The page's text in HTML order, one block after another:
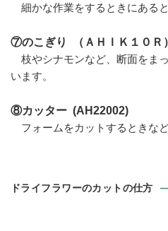
細かな作業をするときにあると
⑦のこぎり （ＡＨＩＫ１０Ｒ）
枝やシナモンなど、断面をま
います。
⑧カッター (AH22002)
フォームをカットするときな
ドライフラワーのカットの仕方